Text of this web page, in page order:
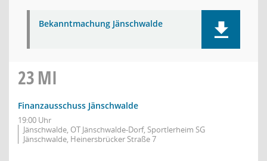
Bekanntmachung Jänschwalde
23MI
Finanzausschuss Jänschwalde
19:00 Uhr
Jänschwalde, OT Jänschwalde-Dorf, Sportlerheim SG
Jänschwalde, Heinersbrücker Straße 7